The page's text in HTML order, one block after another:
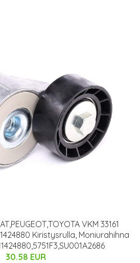
VKM 33161
Kiristysrulla, Moniurahihna
30.58 EUR